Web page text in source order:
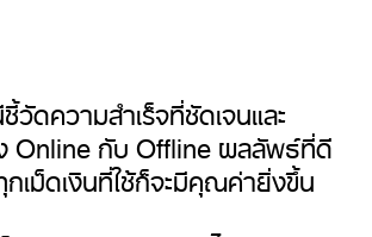
วัดความสำเร็จที่ชัดเจนและ
Online กับ Offline ผลลัพธ์ที่ดี
เม็ดเงินที่ใช้ก็จะมีคุณค่ายิ่งขึ้น